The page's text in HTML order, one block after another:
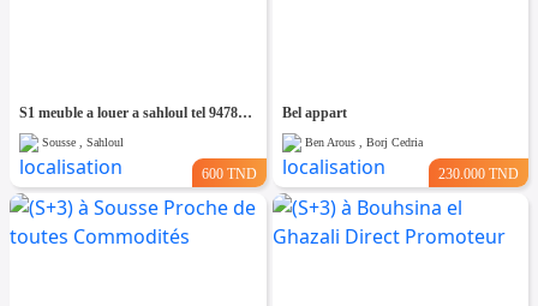
S1 meuble a louer a sahloul tel 94788011
Sousse , Sahloul
600 TND
Bel appart
Ben Arous , Borj Cedria
230.000 TND